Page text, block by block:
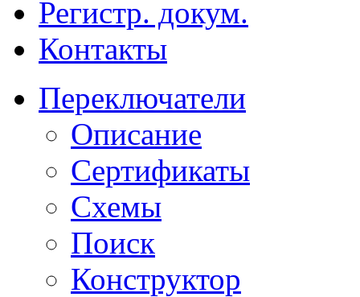
Регистр. докум.
Контакты
Переключатели
Описание
Сертификаты
Схемы
Поиск
Конструктор